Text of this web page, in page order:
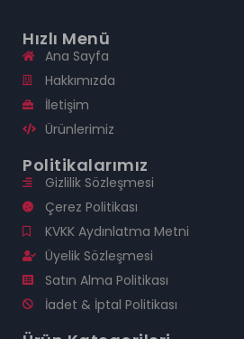
Hızlı Menü
Ana Sayfa
Hakkımızda
İletişim
Ürünlerimiz
Politikalarımız
Gizlilik Sözleşmesi
Çerez Politikası
KVKK Aydınlatma Metni
Üyelik Sözleşmesi
Satın Alma Politikası
İadet & İptal Politikası